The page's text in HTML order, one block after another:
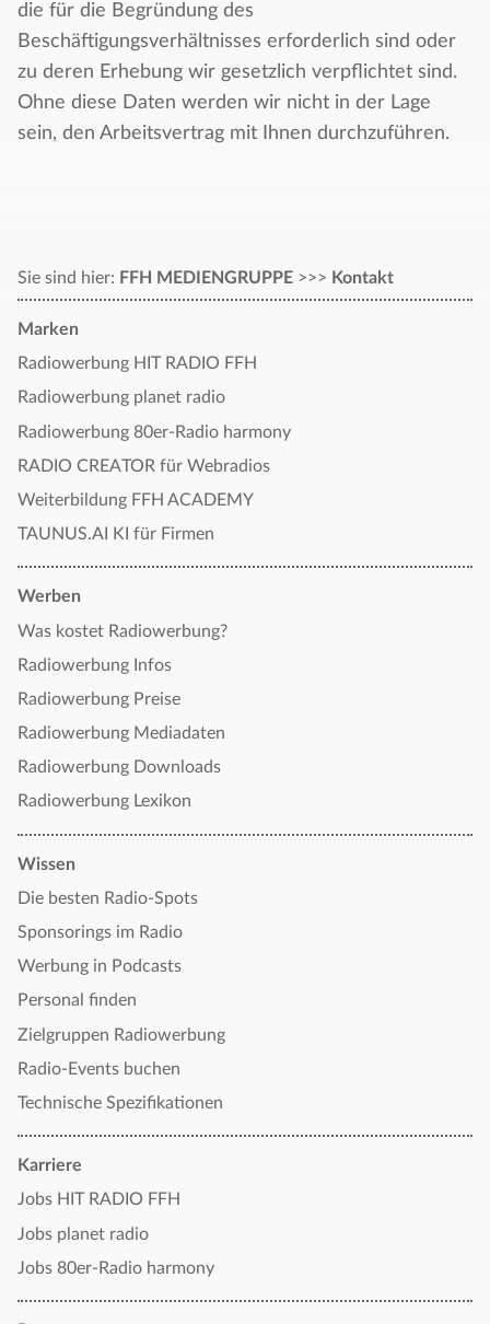
die für die Begründung des
Beschäftigungsverhältnisses erforderlich sind oder
zu deren Erhebung wir gesetzlich verpflichtet sind.
Ohne diese Daten werden wir nicht in der Lage
sein, den Arbeitsvertrag mit Ihnen durchzuführen.
Sie sind hier: FFH MEDIENGRUPPE >>> Kontakt
Marken
Radiowerbung HIT RADIO FFH
Radiowerbung planet radio
Radiowerbung 80er-Radio harmony
RADIO CREATOR für Webradios
Weiterbildung FFH ACADEMY
TAUNUS.AI KI für Firmen
Werben
Was kostet Radiowerbung?
Radiowerbung Infos
Radiowerbung Preise
Radiowerbung Mediadaten
Radiowerbung Downloads
Radiowerbung Lexikon
Wissen
Die besten Radio-Spots
Sponsorings im Radio
Werbung in Podcasts
Personal finden
Zielgruppen Radiowerbung
Radio-Events buchen
Technische Spezifikationen
Karriere
Jobs HIT RADIO FFH
Jobs planet radio
Jobs 80er-Radio harmony